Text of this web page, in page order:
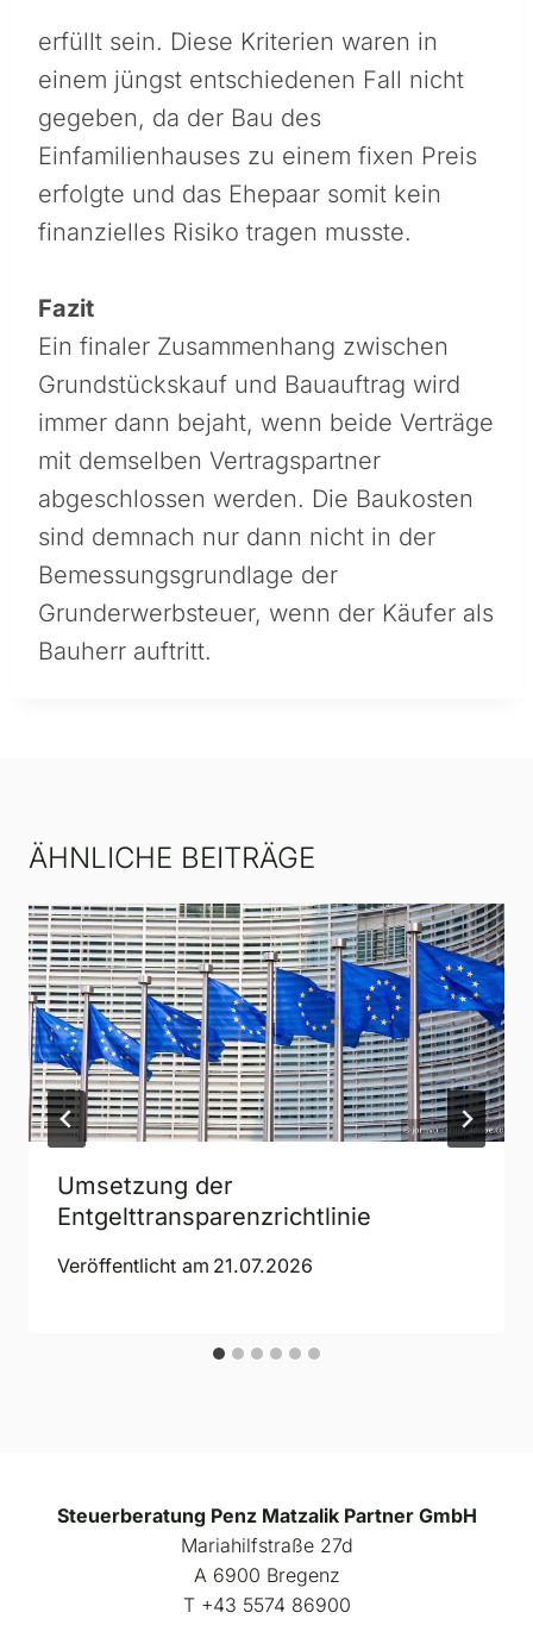
erfüllt sein. Diese Kriterien waren in
einem jüngst entschiedenen Fall nicht
gegeben, da der Bau des
Einfamilienhauses zu einem fixen Preis
erfolgte und das Ehepaar somit kein
finanzielles Risiko tragen musste.
Fazit
Ein finaler Zusammenhang zwischen
Grundstückskauf und Bauauftrag wird
immer dann bejaht, wenn beide Verträge
mit demselben Vertragspartner
abgeschlossen werden. Die Baukosten
sind demnach nur dann nicht in der
Bemessungsgrundlage der
Grunderwerbsteuer, wenn der Käufer als
Bauherr auftritt.
ÄHNLICHE BEITRÄGE
Umsetzung der
Entgelttransparenzrichtlinie
Veröffentlicht am 21.07.2026
Steuerberatung Penz Matzalik Partner GmbH
Mariahilfstraße 27d
A 6900 Bregenz
Т +43 5574 86900